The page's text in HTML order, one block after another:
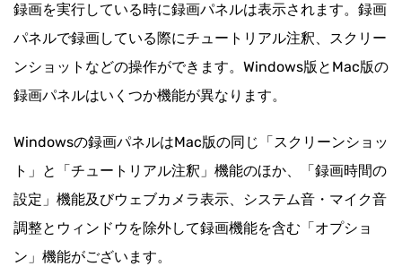
録画を実行している時に録画パネルは表示されます。録画
パネルで録画している際にチュートリアル注釈、スクリー
ンショットなどの操作ができます。Windows版とMac版の
録画パネルはいくつか機能が異なります。
Windowsの録画パネルはMac版の同じ「スクリーンショッ
ト」と「チュートリアル注釈」機能のほか、「録画時間の
設定」機能及びウェブカメラ表示、システム音・マイク音
調整とウィンドウを除外して録画機能を含む「オプショ
ン」機能がございます。